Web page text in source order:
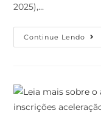
2025),…
Continue Lendo